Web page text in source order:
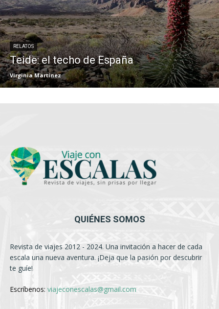
RELATOS
Teide: el techo de España
Virginia Martínez
QUIÉNES SOMOS
Revista de viajes 2012 - 2024. Una invitación a hacer de cada
escala una nueva aventura. ¡Deja que la pasión por descubrir
te guíe!
Escríbenos: viajeconescalas@gmail.com